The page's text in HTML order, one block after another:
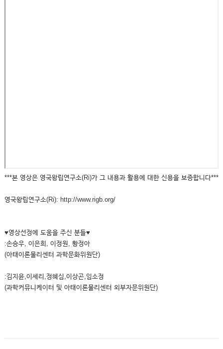
***본 영상은 영국왕립연구소(Ri)가 그 내용과 활용에 대한 신용을 보증합니다***
영국왕립연구소(Ri): http://www.rigb.org/
♥영상선정에 도움을 주신 분들♥
:손승우, 이은희, 이정원, 황정아
(아태이론물리센터 과학문화위원단)
:김지윤,이세리,정혜심,이상곤,임소정
(과학커뮤니케이터 및 아태이론물리센터 외부자문위원단)